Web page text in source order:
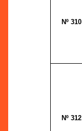
Nº 310
Nº 312